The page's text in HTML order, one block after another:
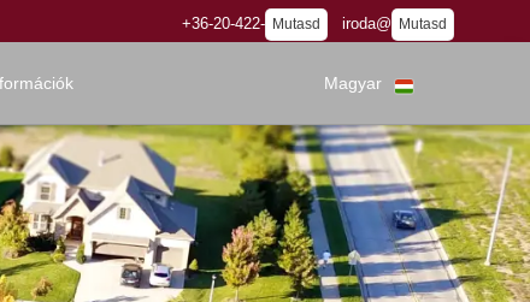
+36-20-422- Mutasd iroda@ Mutasd
Magyar